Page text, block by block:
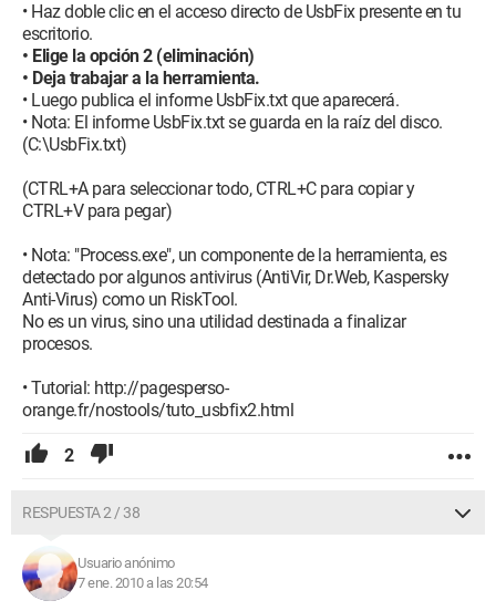
• Haz doble clic en el acceso directo de UsbFix presente en tu
escritorio.
• Elige la opción 2 (eliminación)
• Deja trabajar a la herramienta.
• Luego publica el informe UsbFix.txt que aparecerá.
• Nota: El informe UsbFix.txt se guarda en la raíz del disco.
(C:\UsbFix.txt)
(CTRL+A para seleccionar todo, CTRL+C para copiar y
CTRL+V para pegar)
• Nota: "Process.exe", un componente de la herramienta, es
detectado por algunos antivirus (AntiVir, Dr.Web, Kaspersky
Anti-Virus) como un RiskTool.
No es un virus, sino una utilidad destinada a finalizar
procesos.
• Tutorial: http://pagesperso-
orange.fr/nostools/tuto_usbfix2.html
2
RESPUESTA 2 / 38
Usuario anónimo
7 ene. 2010 a las 20:54